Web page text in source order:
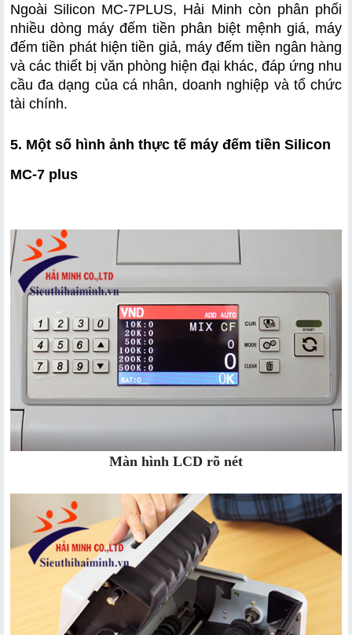
Ngoài Silicon MC-7PLUS, Hải Minh còn phân phối
nhiều dòng máy đếm tiền phân biệt mệnh giá, máy
đếm tiền phát hiện tiền giả, máy đếm tiền ngân hàng
và các thiết bị văn phòng hiện đại khác, đáp ứng nhu
cầu đa dạng của cá nhân, doanh nghiệp và tổ chức
tài chính.
5. Một số hình ảnh thực tế máy đếm tiền Silicon
MC-7 plus
Màn hình LCD rõ nét